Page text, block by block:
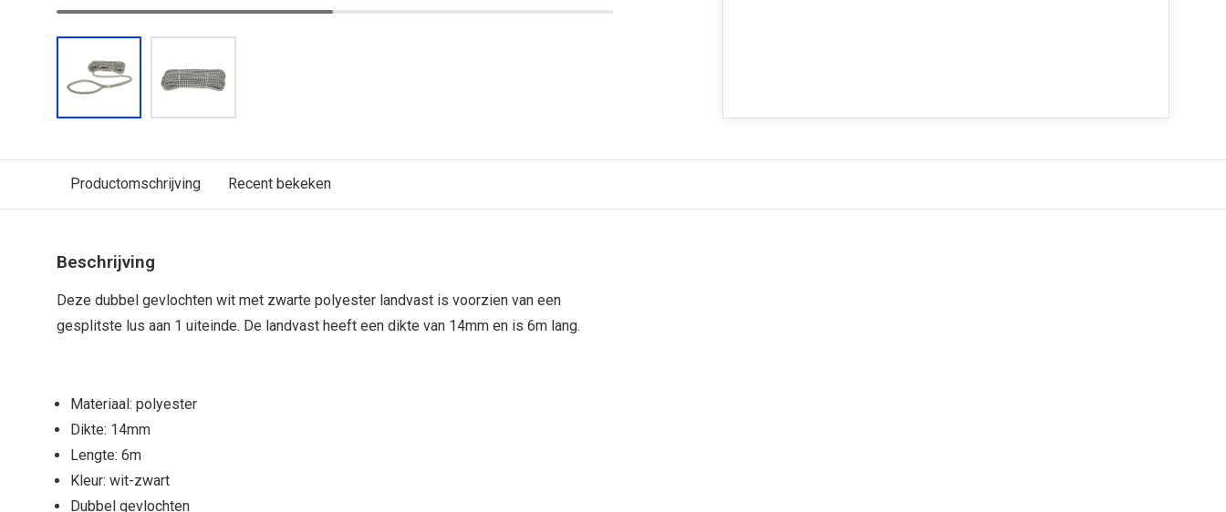
Productomschrijving Recent bekeken
Beschrijving
Deze dubbel gevlochten wit met zwarte polyester landvast is voorzien van een
gesplitste lus aan 1 uiteinde. De landvast heeft een dikte van 14mm en is 6m lang.
Materiaal: polyester
Dikte: 14mm
Lengte: 6m
Kleur: wit-zwart
Dubbel gevlochten